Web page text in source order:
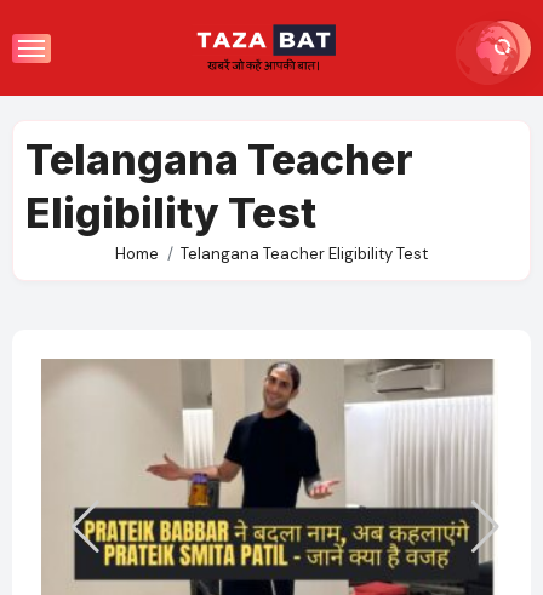
to
Telangana Teacher
Eligibility Test
Home Telangana Teacher Eligibility Test